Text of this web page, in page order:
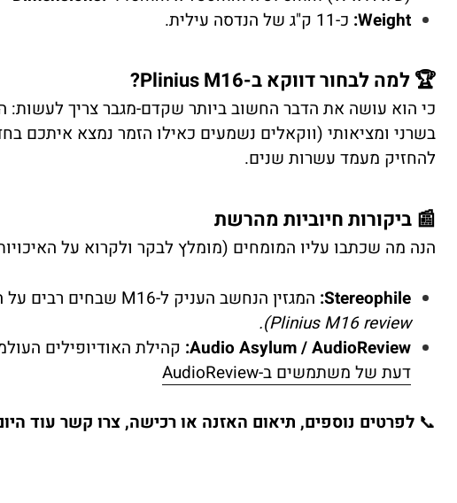
Weight: כ-11 ק"ג של הנדסה עילית.
🏆 למה לבחור דווקא ב-Plinius M16?
כי הוא עושה את הדבר החשוב ביותר שקדם-מגבר צריך לעשות:
בשרני ומציאותי (ווקאלים נשמעים כאילו הזמר נמצא איתכם
להחזיק מעמד עשרות שנים.
📰 ביקורות חיוביות מהרשת
הנה מה שכתבו עליו המומחים (מומלץ לבקר ולקרוא על
Stereophile: המגזין הנחשב העניק ל-M16 שבחים רבים על הדינמיות והשקט שלו.
Plinius M16 review).
Audio Asylum / AudioReview: קהילת האודיופילים העולמית מעניקה
דעת של משתמשים ב-AudioReview
📞 לפרטים נוספים, תיאום האזנה או רכישה, צרו קשר עוד